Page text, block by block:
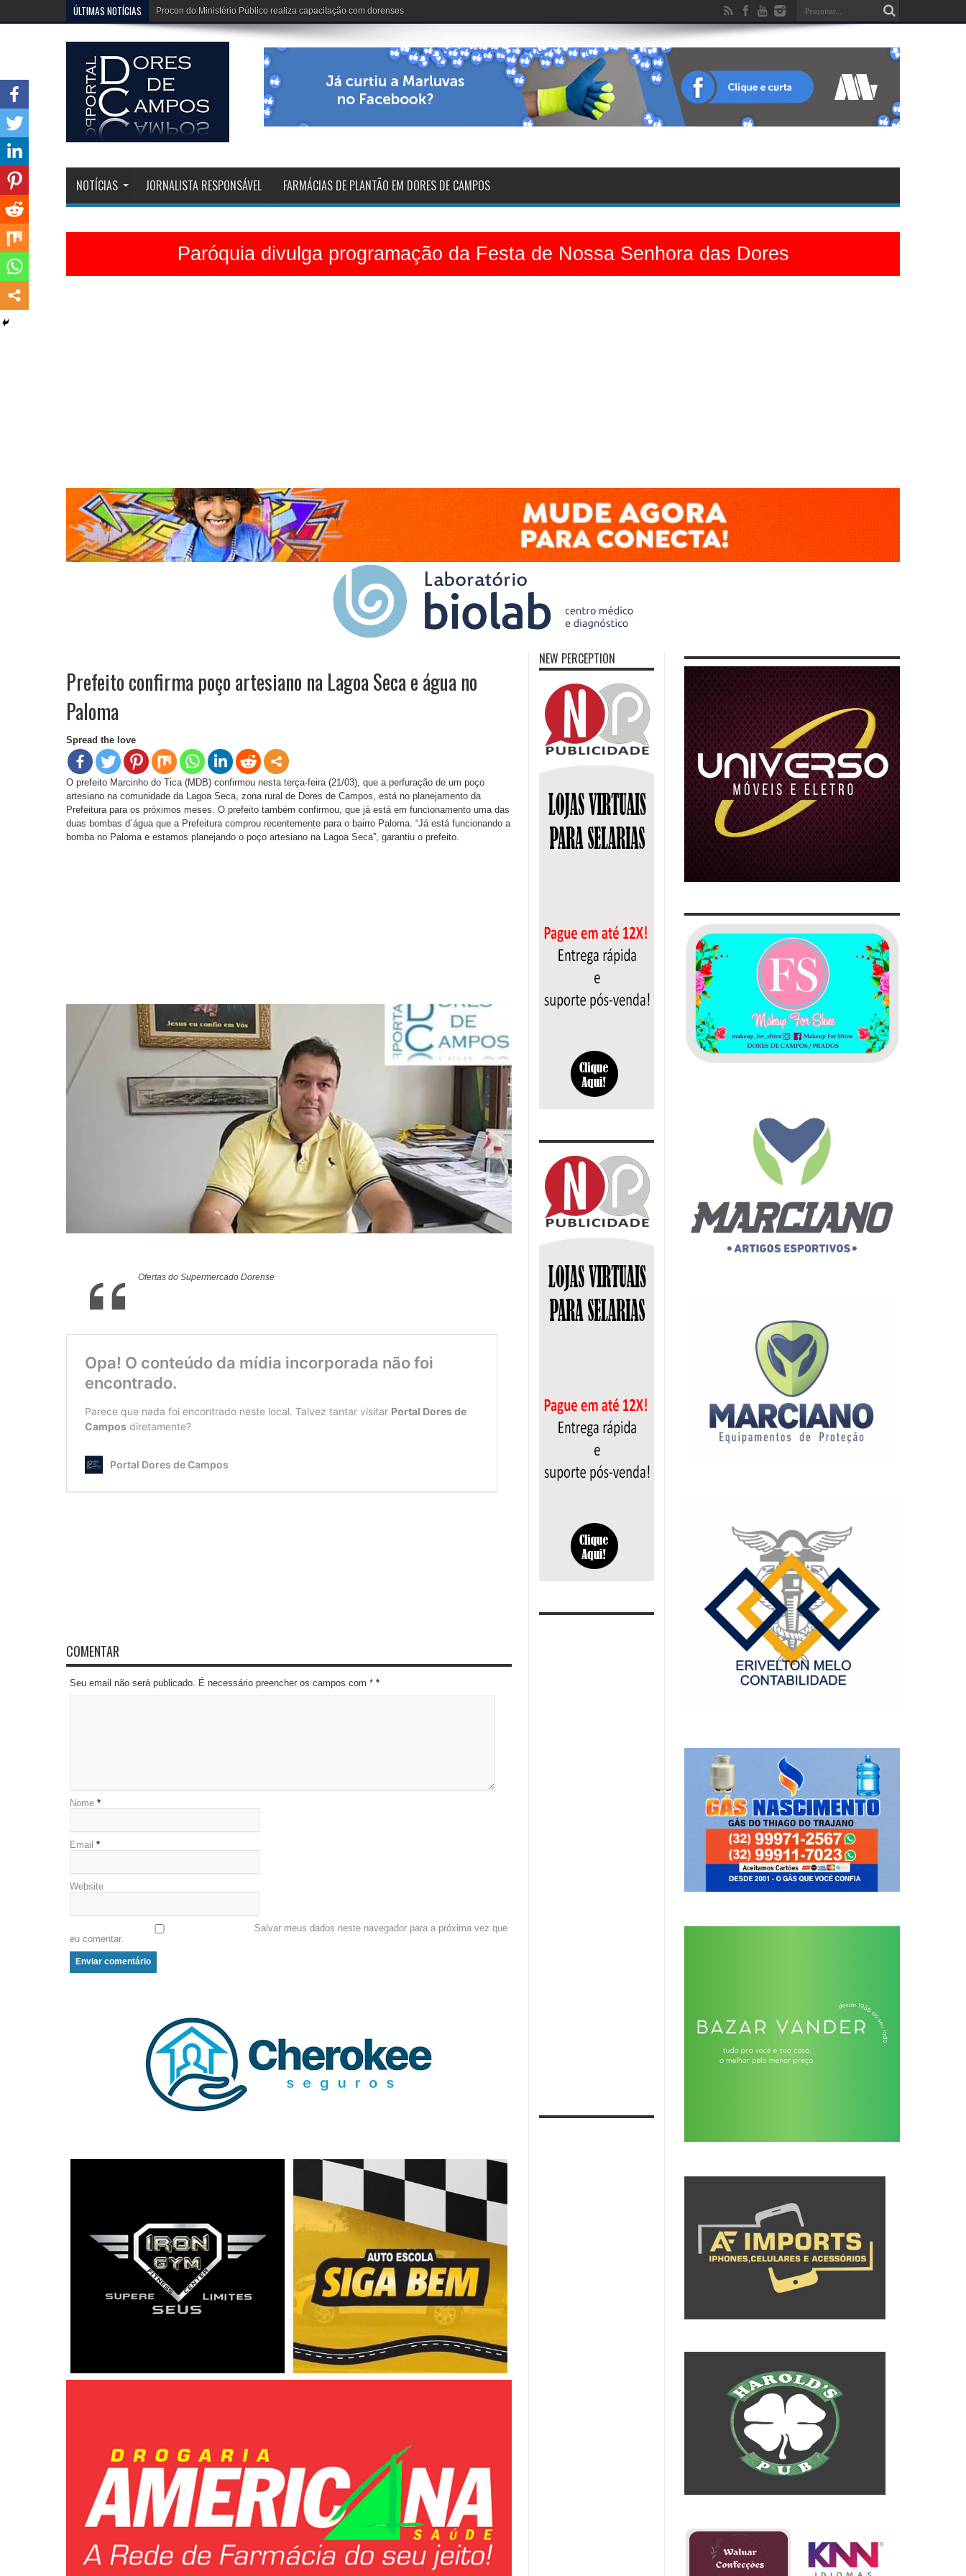
ÚLTIMAS NOTÍCIAS Dona Dirinha celebra uma marca extraordinária: 102 anos de vida
NOTÍCIAS JORNALISTA RESPONSÁVEL FARMÁCIAS DE PLANTÃO EM DORES DE CAMPOS
Paróquia divulga programação da Festa de Nossa Senhora das Dores
Prefeito confirma poço artesiano na Lagoa Seca e água no
Paloma
Spread the love
O prefeito Marcinho do Tica (MDB) confirmou nesta terça-feira (21/03), que a perfuração de um poço
artesiano na comunidade da Lagoa Seca, zona rural de Dores de Campos, está no planejamento da
Prefeitura para os próximos meses. O prefeito também confirmou, que já está em funcionamento uma das
duas bombas d´água que a Prefeitura comprou recentemente para o bairro Paloma. “Já está funcionando a
bomba no Paloma e estamos planejando o poço artesiano na Lagoa Seca”, garantiu o prefeito.
Ofertas do Supermercado Dorense
COMENTAR
Seu email não será publicado. É necessário preencher os campos com * *
Nome *
Email *
Website
Salvar meus dados neste navegador para a próxima vez que
eu comentar.
NEW PERCEPTION